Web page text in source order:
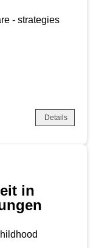
- strategies
Details
in